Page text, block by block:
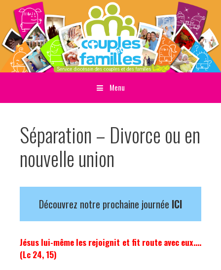
Menu
Séparation – Divorce ou en
nouvelle union
Découvrez notre prochaine journée ICI
Jésus lui-même les rejoignit et fit route avec eux….
(Lc 24, 15)